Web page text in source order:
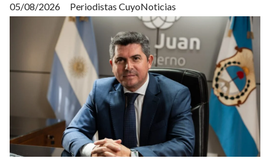
Periodistas CuyoNoticias
05/08/2026